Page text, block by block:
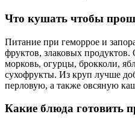
Что кушать чтобы
Питание при геморрое и
фруктов, злаковых
морковь, огурцы, брокколи,
сухофрукты. Из круп лучше
перловую, а также овсяную
Какие блюда готовить